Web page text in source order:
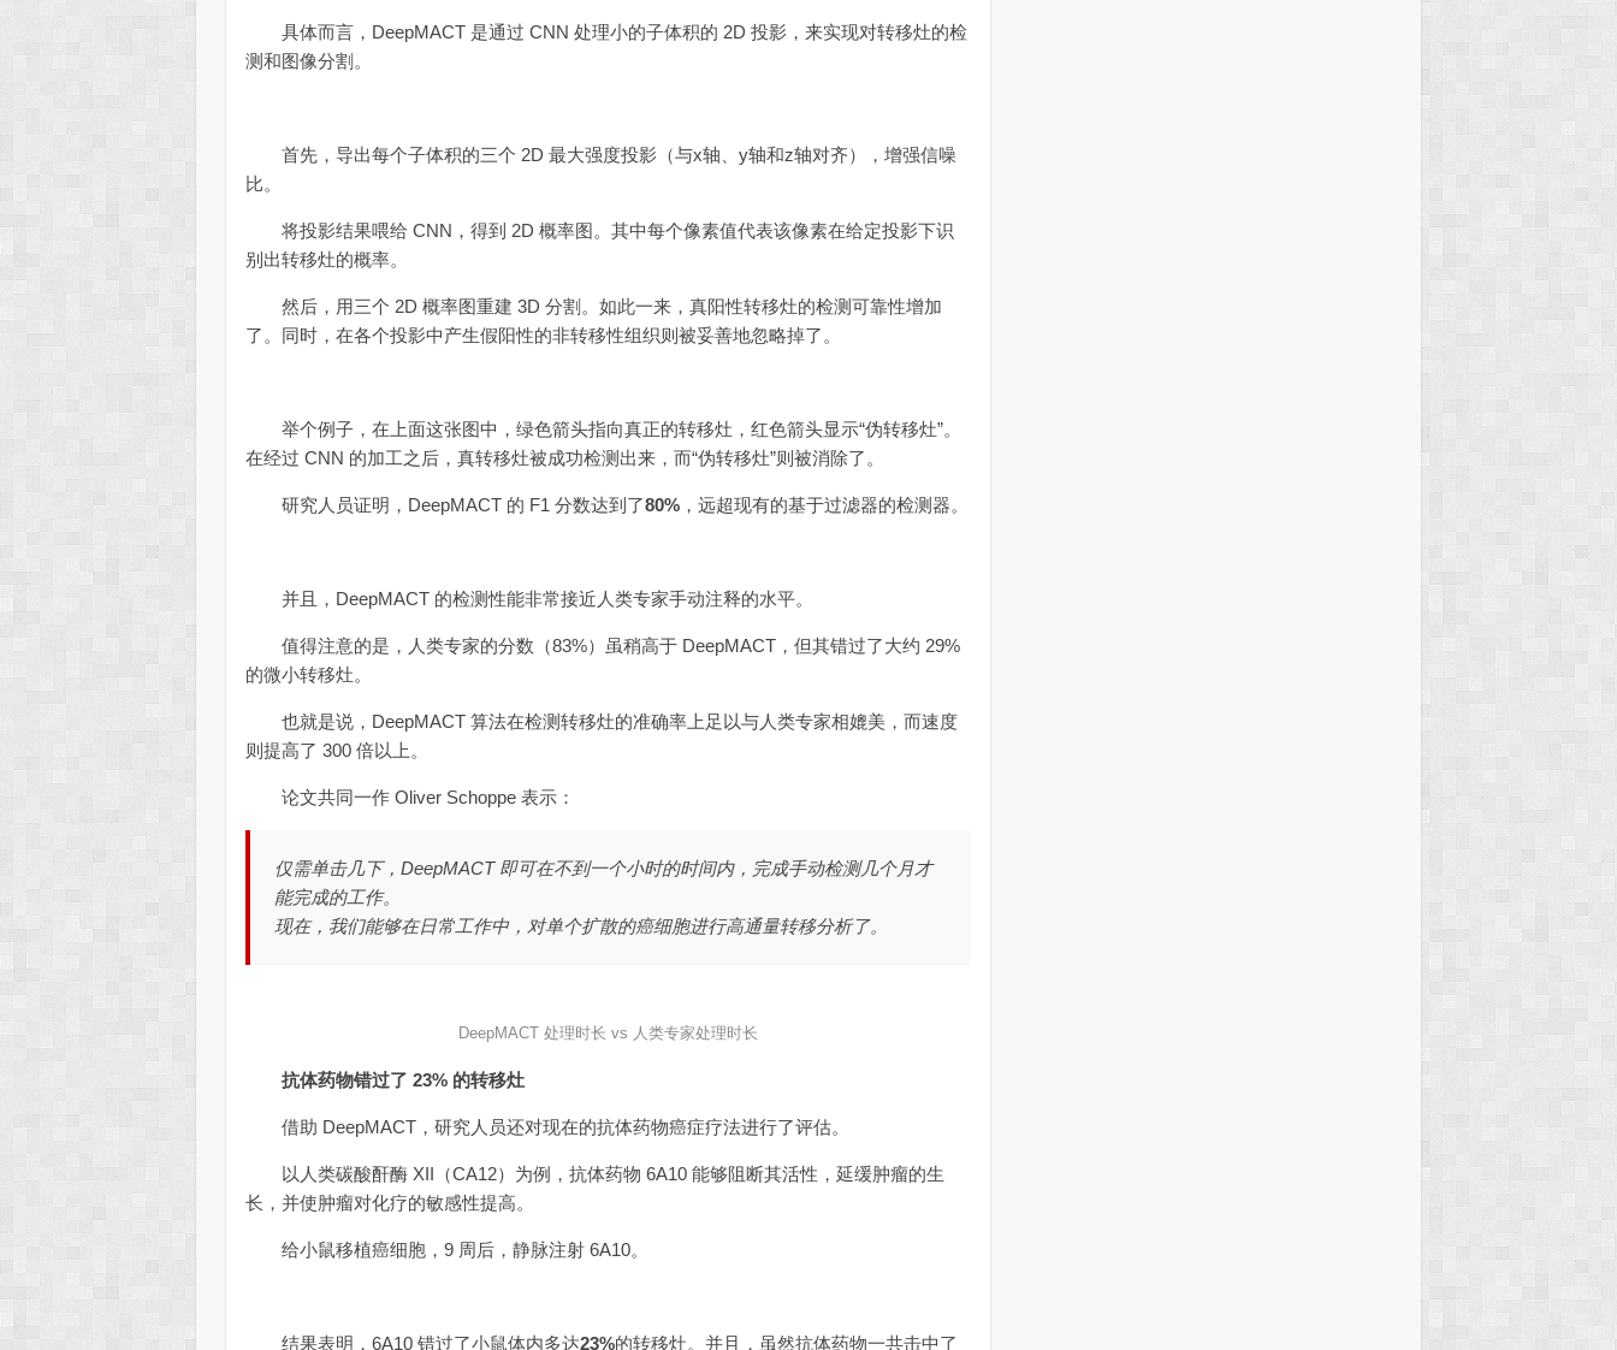
具体而言，DeepMACT 是通过 CNN 处理小的子体积的 2D 投影，来实现对转移灶的检
测和图像分割。
首先，导出每个子体积的三个 2D 最大强度投影（与x轴、y轴和z轴对齐），增强信噪
比。
将投影结果喂给 CNN，得到 2D 概率图。其中每个像素值代表该像素在给定投影下识
别出转移灶的概率。
然后，用三个 2D 概率图重建 3D 分割。如此一来，真阳性转移灶的检测可靠性增加
了。同时，在各个投影中产生假阳性的非转移性组织则被妥善地忽略掉了。
举个例子，在上面这张图中，绿色箭头指向真正的转移灶，红色箭头显示“伪转移灶”。
在经过 CNN 的加工之后，真转移灶被成功检测出来，而“伪转移灶”则被消除了。
研究人员证明，DeepMACT 的 F1 分数达到了80% ，远超现有的基于过滤器的检测器。
并且，DeepMACT 的检测性能非常接近人类专家手动注释的水平。
值得注意的是，人类专家的分数（83%）虽稍高于 DeepMACT，但其错过了大约 29%
的微小转移灶。
也就是说，DeepMACT 算法在检测转移灶的准确率上足以与人类专家相媲美，而速度
则提高了 300 倍以上。
论文共同一作 Oliver Schoppe 表示：
仅需单击几下，DeepMACT 即可在不到一个小时的时间内，完成手动检测几个月才
能完成的工作。
现在，我们能够在日常工作中，对单个扩散的癌细胞进行高通量转移分析了。
DeepMACT 处理时长 vs 人类专家处理时长
抗体药物错过了 23% 的转移灶
借助 DeepMACT，研究人员还对现在的抗体药物癌症疗法进行了评估。
以人类碳酸酐酶 XII（CA12）为例，抗体药物 6A10 能够阻断其活性，延缓肿瘤的生
长，并使肿瘤对化疗的敏感性提高。
给小鼠移植癌细胞，9 周后，静脉注射 6A10。
结果表明，6A10 错过了小鼠体内多达23%的转移灶。并且，虽然抗体药物一共击中了